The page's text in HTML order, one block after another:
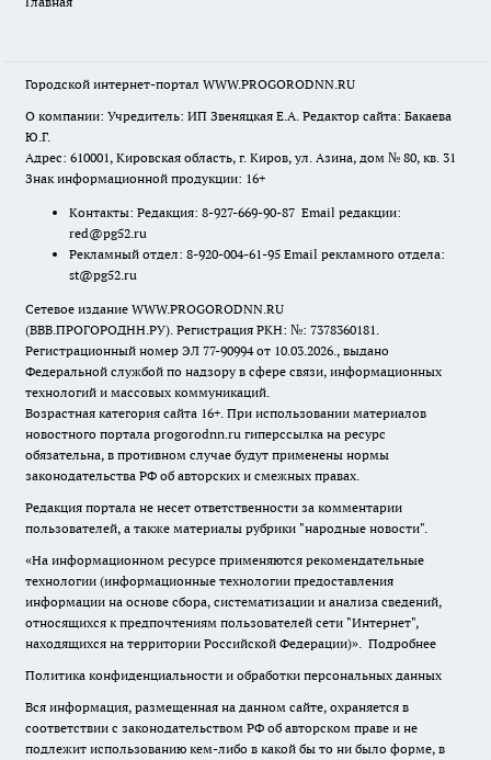
Городской интернет-портал WWW.PROGORODNN.RU
О компании: Учредитель: ИП Звеняцкая Е.А. Редактор сайта: Бакаева
Ю.Г.
Адрес: 610001, Кировская область, г. Киров, ул. Азина, дом № 80, кв. 31
Знак информационной продукции: 16+
Контакты: Редакция: 8-927-669-90-87 Email редакции:
red@pg52.ru
Рекламный отдел: 8-920-004-61-95 Email рекламного отдела:
st@pg52.ru
Сетевое издание WWW.PROGORODNN.RU
(ВВВ.ПРОГОРОДНН.РУ). Регистрация РКН: №: 7378360181.
Регистрационный номер ЭЛ 77-90994 от 10.03.2026., выдано
Федеральной службой по надзору в сфере связи, информационных
технологий и массовых коммуникаций.
Возрастная категория сайта 16+. При использовании материалов
новостного портала progorodnn.ru гиперссылка на ресурс
обязательна, в противном случае будут применены нормы
законодательства РФ об авторских и смежных правах.
Редакция портала не несет ответственности за комментарии
пользователей, а также материалы рубрики "народные новости".
«На информационном ресурсе применяются рекомендательные
технологии (информационные технологии предоставления
информации на основе сбора, систематизации и анализа сведений,
относящихся к предпочтениям пользователей сети "Интернет",
находящихся на территории Российской Федерации)». Подробнее
Политика конфиденциальности и обработки персональных данных
Вся информация, размещенная на данном сайте, охраняется в
соответствии с законодательством РФ об авторском праве и не
подлежит использованию кем-либо в какой бы то ни было форме, в